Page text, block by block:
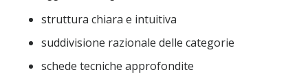
struttura chiara e intuitiva
suddivisione razionale delle categorie
schede tecniche approfondite